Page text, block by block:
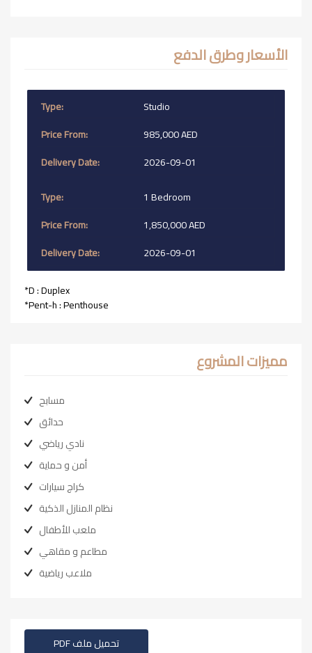
الأسعار وطرق الدفع
Studio
985,000 AED
2026-09-01
1 Bedroom
1,850,000 AED
2026-09-01
*D : Duplex
*Pent-h : Penthouse
مميزات المشروع
مسابح
حدائق
نادي رياضي
أمن و حماية
كراج سيارات
نظام المنازل الذكية
ملعب للأطفال
مطاعم و مقاهي
ملاعب رياضية
تحميل ملف PDF